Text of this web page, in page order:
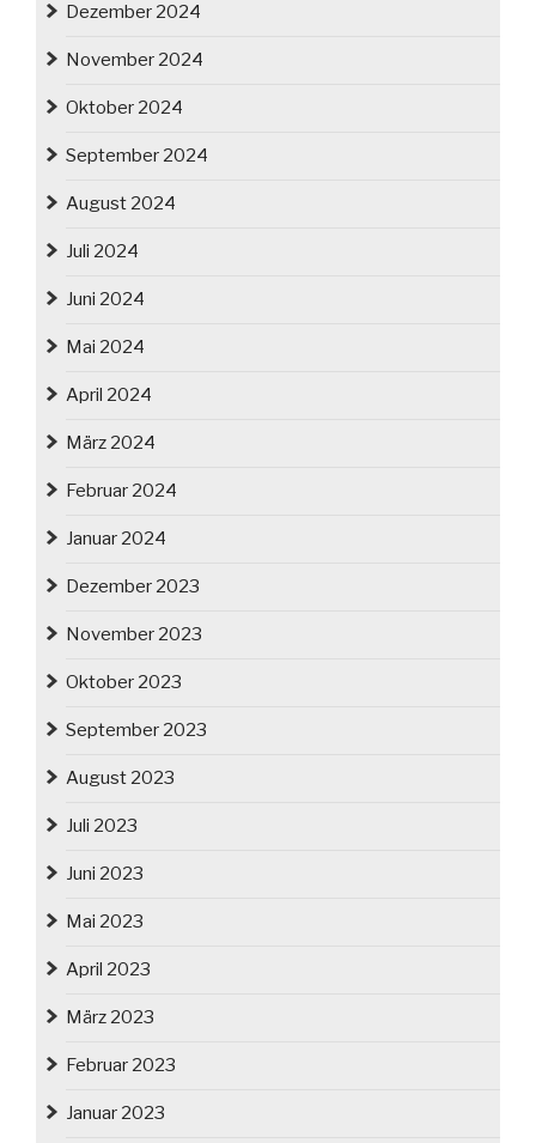
Dezember 2024
November 2024
Oktober 2024
September 2024
August 2024
Juli 2024
Juni 2024
Mai 2024
April 2024
März 2024
Februar 2024
Januar 2024
Dezember 2023
November 2023
Oktober 2023
September 2023
August 2023
Juli 2023
Juni 2023
Mai 2023
April 2023
März 2023
Februar 2023
Januar 2023